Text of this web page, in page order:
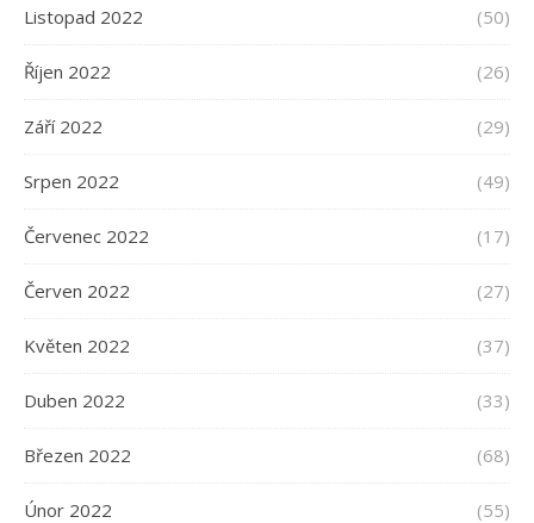
Listopad 2022 (50)
Říjen 2022 (26)
Září 2022 (29)
Srpen 2022 (49)
Červenec 2022 (17)
Červen 2022 (27)
Květen 2022 (37)
Duben 2022 (33)
Březen 2022 (68)
Únor 2022 (55)